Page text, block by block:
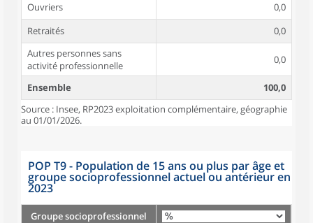
Ouvriers
0,0
Retraités
0,0
Autres personnes sans
activité professionnelle
0,0
Ensemble
100,0
Source : Insee, RP2023 exploitation complémentaire, géographie
au 01/01/2026.
POP T9 - Population de 15 ans ou plus par âge et
groupe socioprofessionnel actuel ou antérieur en
2023
Groupe socioprofessionnel